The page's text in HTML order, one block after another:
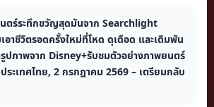
ตร์ระทึกขวัญสุดมันจาก Searchlight
าชีวิตรอดครั้งใหม่ที่โหด ดุเดือด และเดิมพัน
ปภาพจาก Disney+รับชมตัวอย่างภาพยนตร์
ระเทศไทย, 2 กรกฎาคม 2569 – เตรียมกลับ